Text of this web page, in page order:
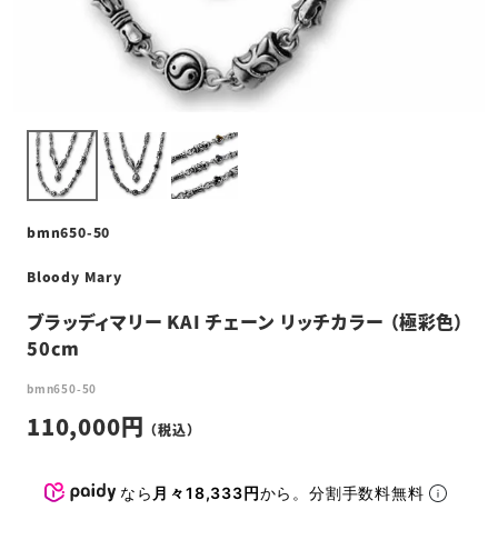
bmn650-50
Bloody Mary
ブラッディマリー KAI チェーン リッチカラー （極彩色）
50cm
bmn650-50
110,000
なら 月々18,333円から。分割手数料無料